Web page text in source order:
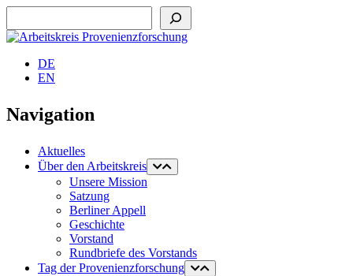
DE
EN
Navigation
Aktuelles
Über den Arbeitskreis
Unsere Mission
Satzung
Berliner Appell
Geschichte
Vorstand
Rundbriefe des Vorstands
Tag der Provenienzforschung